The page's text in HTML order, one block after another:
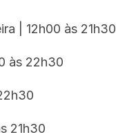
| 12h00 às 21h30
às 22h30
21h30